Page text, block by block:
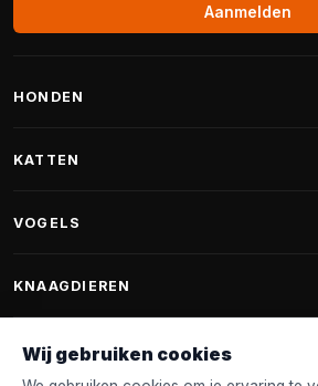
Aanmelden
HONDEN
Fantail hondenmanden
Hondenspeelgoed
KATTEN
Krabpalen voor Maine Coon
VOGELS
Vogelvoer binnenvogels
Voederhuisjes
KNAAGDIEREN
Knaagdierenvoer
Wij gebruiken cookies